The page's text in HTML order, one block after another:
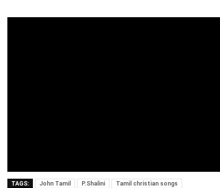
TAGS: John Tamil P.Shalini
Tamil christian songs